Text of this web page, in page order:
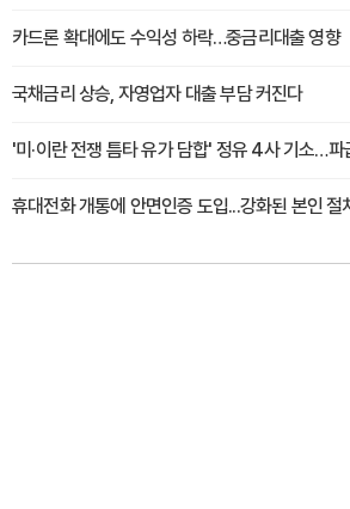
카드론 확대에도 수익성 하락…중금리대출 영향
국채금리 상승, 자영업자 대출 부담 커진다
'미·이란 전쟁 틈타 유가 담합' 정유 4사 기소…
휴대전화 개통에 안면인증 도입...강화된 본인 절